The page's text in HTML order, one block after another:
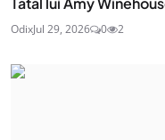
OdixJul 29, 2026 0 2